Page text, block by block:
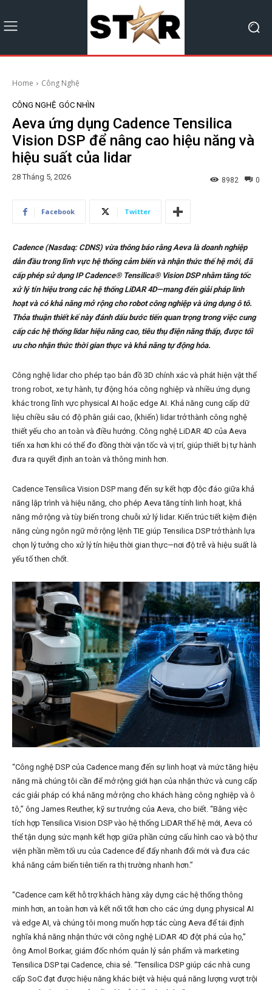
Home Công Nghệ
CÔNG NGHỆ GÓC NHÌN
Aeva ứng dụng Cadence Tensilica
Vision DSP để nâng cao hiệu năng và
hiệu suất của lidar
28 Tháng 5, 2026 0
8982
Facebook Twitter
Cadence (Nasdaq: CDNS) vừa thông báo rằng Aeva là doanh nghiệp
dẫn đầu trong lĩnh vực hệ thống cảm biến và nhận thức thế hệ mới, đã
cấp phép sử dụng IP Cadence® Tensilica® Vision DSP nhằm tăng tốc
xử lý tín hiệu trong các hệ thống LiDAR 4D—mang đến giải pháp linh
hoạt và có khả năng mở rộng cho robot công nghiệp và ứng dụng ô tô.
Thỏa thuận thiết kế này đánh dấu bước tiến quan trọng trong việc cung
cấp các hệ thống lidar hiệu năng cao, tiêu thụ điện năng thấp, được tối
ưu cho nhận thức thời gian thực và khả năng tự động hóa.
Công nghệ lidar cho phép tạo bản đồ 3D chính xác và phát hiện vật thể
trong robot, xe tự hành, tự động hóa công nghiệp và nhiều ứng dụng
khác trong lĩnh vực physical AI hoặc edge AI. Khả năng cung cấp dữ
liệu chiều sâu có độ phân giải cao, (khiến) lidar trở thành công nghệ
thiết yếu cho an toàn và điều hướng. Công nghệ LiDAR 4D của Aeva
tiến xa hơn khi có thể đo đồng thời vận tốc và vị trí, giúp thiết bị tự hành
đưa ra quyết định an toàn và thông minh hơn.
Cadence Tensilica Vision DSP mang đến sự kết hợp độc đáo giữa khả
năng lập trình và hiệu năng, cho phép Aeva tăng tính linh hoạt, khả
năng mở rộng và tùy biến trong chuỗi xử lý lidar. Kiến trúc tiết kiệm điện
năng cùng ngôn ngữ mở rộng lệnh TIE giúp Tensilica DSP trở thành lựa
chọn lý tưởng cho xử lý tín hiệu thời gian thực—nơi độ trễ và hiệu suất là
yếu tố then chốt.
“Công nghệ DSP của Cadence mang đến sự linh hoạt và mức tăng hiệu
năng mà chúng tôi cần để mở rộng giới hạn của nhận thức và cung cấp
các giải pháp có khả năng mở rộng cho khách hàng công nghiệp và ô
tô,” ông James Reuther, kỹ sư trưởng của Aeva, cho biết. “Bằng việc
tích hợp Tensilica Vision DSP vào hệ thống LiDAR thế hệ mới, Aeva có
thể tận dụng sức mạnh kết hợp giữa phần cứng cấu hình cao và bộ thư
viện phần mềm tối ưu của Cadence để đẩy nhanh đổi mới và đưa các
khả năng cảm biến tiên tiến ra thị trường nhanh hơn.”
“Cadence cam kết hỗ trợ khách hàng xây dựng các hệ thống thông
minh hơn, an toàn hơn và kết nối tốt hơn cho các ứng dụng physical AI
và edge AI, và chúng tôi mong muốn hợp tác cùng Aeva để tái định
nghĩa khả năng nhận thức với công nghệ LiDAR 4D đột phá của họ,”
ông Amol Borkar, giám đốc nhóm quản lý sản phẩm và marketing
Tensilica DSP tại Cadence, chia sẻ. “Tensilica DSP giúp các nhà cung
cấp SoC đạt được hiệu năng khác biệt và hiệu quả năng lượng vượt trội